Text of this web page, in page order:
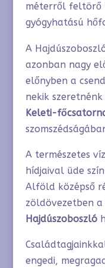
méterről feltörő
gyógyhatású
A
azonban nagy
előnyben a
nekik
Keleti-
A természetes
hídjaival üde
Alföld középső
zöldövezetben
Hajdúszoboszló
engedi,